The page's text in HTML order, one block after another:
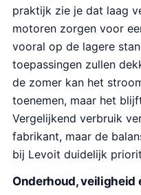
praktijk zie je dat laag
motoren zorgen voor
vooral op de lagere
toepassingen zullen
de zomer kan het
toenemen, maar het
Vergelijkend verbruik
fabrikant, maar de
bij Levoit duidelijk
Onderhoud, veiligheid